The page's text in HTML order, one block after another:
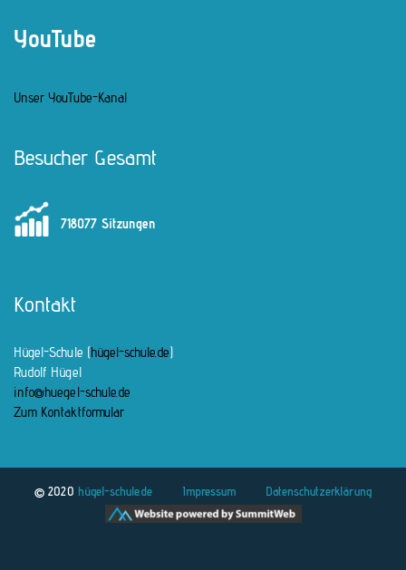
YouTube
Unser YouTube-Kanal
Besucher Gesamt
718077 Sitzungen
Kontakt
Hügel-Schule (hügel-schule.de)
Rudolf Hügel
info@huegel-schule.de
Zum Kontaktformular
© 2020 hügel-schule.de Impressum Datenschutzerklärung